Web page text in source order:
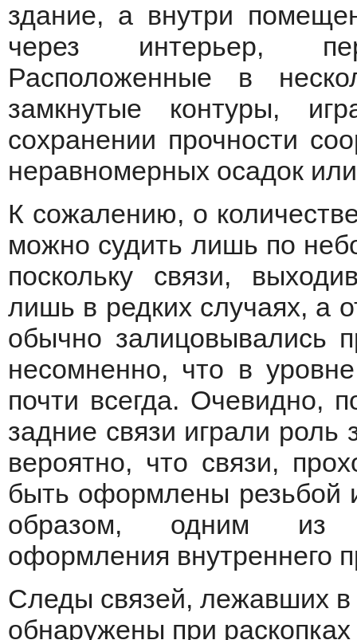
здание, а внутри
через интерьер,
Расположенные в
замкнутые контуры,
сохранении прочности
неравномерных осадок
К сожалению, о
можно судить лишь по
поскольку связи,
лишь в редких случаях, а
обычно залицовывались
несомненно, что в
почти всегда. Очевидно,
задние связи играли роль
вероятно, что связи,
быть оформлены резьбой
образом, одним из
оформления внутреннего
Следы связей, лежавших
обнаружены при раскопках